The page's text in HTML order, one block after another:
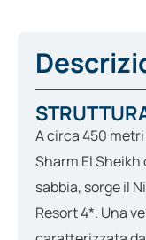
A circa 450
Sharm El Sheikh
sabbia, sorge il
Resort 4*. Una